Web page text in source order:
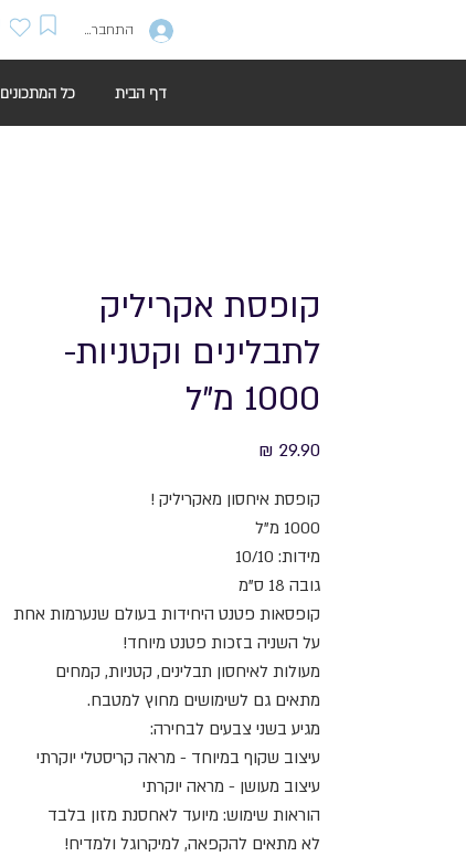
התחברות
דף הבית כל המתכונים
קופסת אקריליק
לתבלינים וקטניות-
1000 מ"ל
קופסת איחסון מאקריליק !
1000 מ"ל
מידות: 10/10
גובה 18 ס"מ
קופסאות פטנט היחידות בעולם שנערמות אחת
על השניה בזכות פטנט מיוחד!
מעולות לאיחסון תבלינים, קטניות, קמחים
מתאים גם לשימושים מחוץ למטבח.
מגיע בשני צבעים לבחירה:
עיצוב שקוף במיוחד - מראה קריסטלי יוקרתי
עיצוב מעושן - מראה יוקרתי
הוראות שימוש: מיועד לאחסנת מזון בלבד
לא מתאים להקפאה, למיקרוגל ולמדיח!